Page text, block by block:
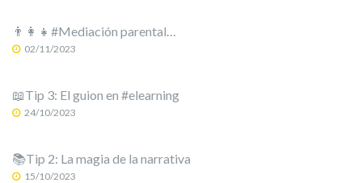
👨‍👩‍👧#Mediación parental…
02/11/2023
📖Tip 3: El guion en #elearning
24/10/2023
📚Tip 2: La magia de la narrativa
15/10/2023